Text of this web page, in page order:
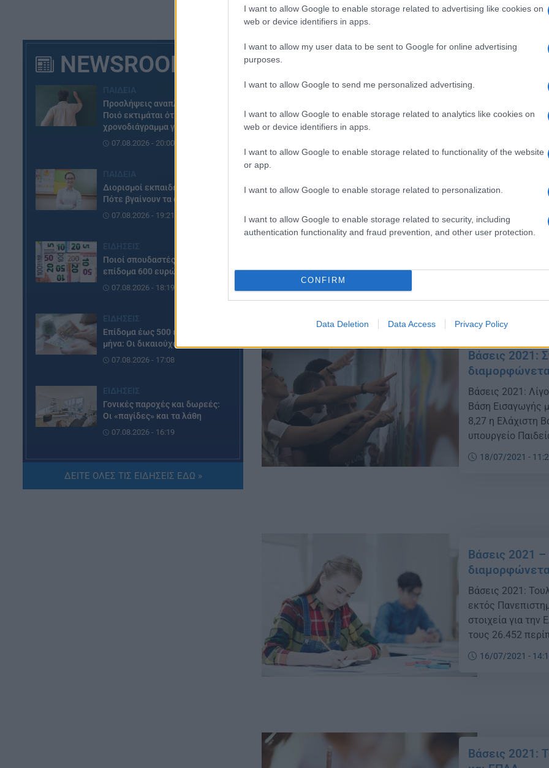
I want to allow Google to enable storage related to advertising like cookies on
web or device identifiers in apps.
I want to allow my user data to be sent to Google for online advertising
purposes.
I want to allow Google to send me personalized advertising.
I want to allow Google to enable storage related to analytics like cookies on
web or device identifiers in apps.
I want to allow Google to enable storage related to functionality of the website
or app.
I want to allow Google to enable storage related to personalization.
I want to allow Google to enable storage related to security, including
authentication functionality and fraud prevention, and other user protection.
CONFIRM
Data Deletion Data Access Privacy Policy
NEWSROOM
Προσλήψεις αναπληρωτών:
Ποιό εκτιμάται ότι θα είναι το
χρονοδιάγραμμα για φέτος
07.08.2026 - 20:00
Διορισμοί εκπαιδευτικών:
Πότε βγαίνουν τα ονόματα
07.08.2026 - 19:21
Ποιοί σπουδαστές θα λάβουν
επίδομα 600 ευρώ
07.08.2026 - 18:19
Επίδομα έως 500 ευρώ τον
μήνα: Οι δικαιούχοι
07.08.2026 - 17:08
Γονικές παροχές και δωρεές:
Οι «παγίδες» και τα λάθη
07.08.2026 - 16:19
ΠΑΙΔΕΙΑ
ΝΕΟ φοιτητικό επίδομα: Για
ποιούς φοιτητές
ΔΕΙΤΕ ΟΛΕΣ ΤΙΣ ΕΙΔΗΣΕΙΣ ΕΔΩ »
χρόνια θα
της Ελάχιστης
σχολές δύο
καθώς πολλά
20/07/2021 -
Αποτελέσματα
Μουσικά
H ανακοίνωση:
ανακοινώνεται
Βάσεις 2021:
Βάσεις 2021:
Βάση Εισαγωγής
8,27 η Ελάχιστη
υπουργείο
Ειδικότερα,
τους
18/07/2021 -
Βάσεις 2021
Βάσεις 2021:
εκτός
στοιχεία για
τους 26.452
δεύτερου
Τα στοιχεία
16/07/2021 -
Βάσεις 2021: